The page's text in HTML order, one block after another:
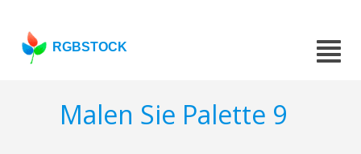
RGBSTOCK
Malen Sie Palette 9